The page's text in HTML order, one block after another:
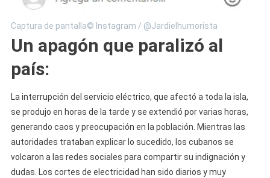
Captura de pantalla© Instagram / @Jardielhumorista
Un apagón que paralizó al
país:
La interrupción del servicio eléctrico, que afectó a toda la isla,
se produjo en horas de la tarde y se extendió por varias horas,
generando caos y preocupación en la población. Mientras las
autoridades trataban explicar lo sucedido, los cubanos se
volcaron a las redes sociales para compartir su indignación y
dudas. Los cortes de electricidad han sido diarios y muy